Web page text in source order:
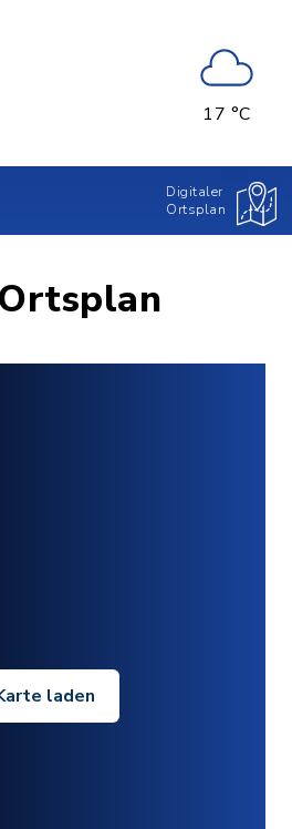
17 °C
Digitaler
Ortsplan
laden